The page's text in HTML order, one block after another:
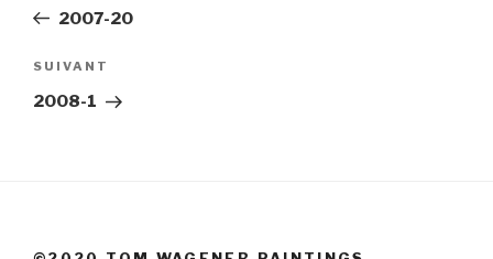
l’article
précédent
2007-20
Article
suivant
SUIVANT
2008-1